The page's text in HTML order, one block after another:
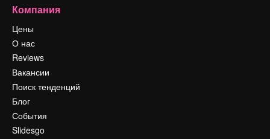
Компания
Цены
О нас
Reviews
Вакансии
Поиск тенденций
Блог
События
Slidesgo